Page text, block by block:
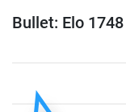
Bullet: Elo 1748